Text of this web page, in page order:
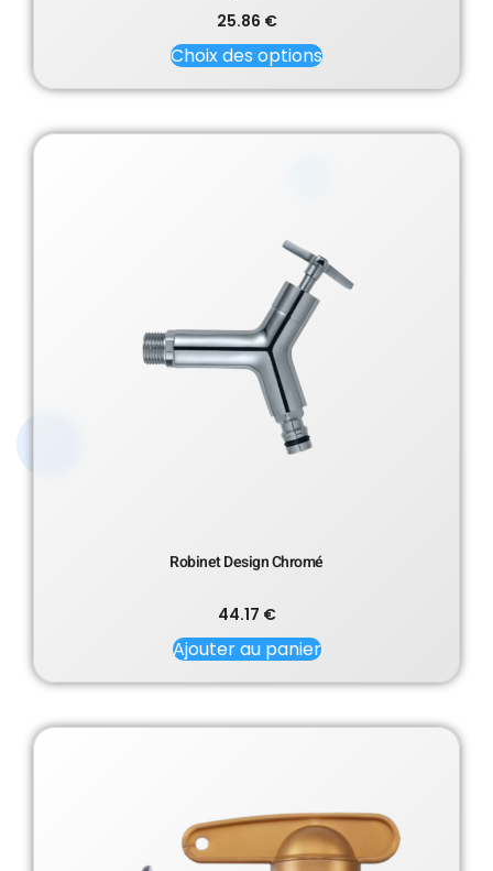
25.86 €
Choix des options
Robinet Design Chromé
44.17 €
Ajouter au panier